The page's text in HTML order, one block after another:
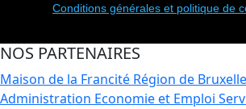
Conditions générales et politique de
NOS PARTENAIRES
Maison de la Francité Région de
Administration Economie et Emploi